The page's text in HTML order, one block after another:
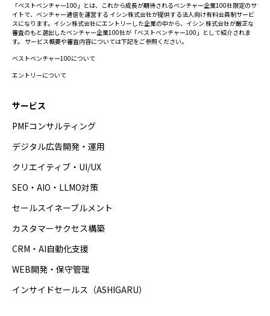
「ベストベンチャー100」とは、これから成長が期待されるベンチャー企業100社限定のサ
イトで、ベンチャー通信を運営する イシン株式会社が提供する法人向け有料会員制サービ
スになります。イシン株式会社にエントリーした企業の中から、イシン 株式会社が厳正な
審査のもと選出したベンチャー企業100社が「ベストベンチャー100」として紹介されま
す。 サービス概要や審査内容については下記をご参照ください。
ベストベンチャー100について
エントリーについて
サービス
PMFコンサルティング
デジタル広告開発・運用
クリエイティブ・UI/UX
SEO・AIO・LLMO対策
セールスイネーブルメント
カスタマーサクセス構築
CRM・AI自動化支援
WEB開発・保守管理
インサイドセールス（ASHIGARU）